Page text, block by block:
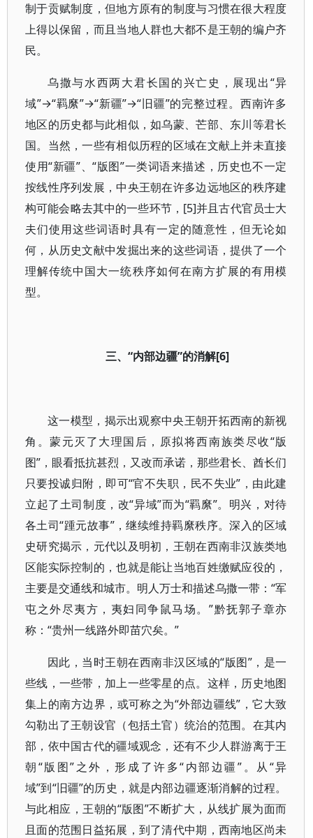
制于贡赋制度，但地方原有的制度与习惯在很大程度
上得以保留，而且当地人群也大都不是王朝的编户齐
民。
乌撒与水西两大君长国的兴亡史，展现出“异
域”→“羁縻”→“新疆”→“旧疆”的完整过程。西南许多
地区的历史都与此相似，如乌蒙、芒部、东川等君长
国。当然，一些有相似历程的区域在文献上并未直接
使用“新疆”、“版图”一类词语来描述，历史也不一定
按线性序列发展，中央王朝在许多边远地区的秩序建
构可能会略去其中的一些环节，[5]并且古代官员士大
夫们使用这些词语时具有一定的随意性，但无论如
何，从历史文献中发掘出来的这些词语，提供了一个
理解传统中国大一统秩序如何在南方扩展的有用模
型。
三、“内部边疆”的消解[6]
这一模型，揭示出观察中央王朝开拓西南的新视
角。蒙元灭了大理国后，原拟将西南族类尽收“版
图”，眼看抵抗甚烈，又改而承诺，那些君长、酋长们
只要投诚归附，即可“官不失职，民不失业”，由此建
立起了土司制度，改“异域”而为“羁縻”。明兴，对待
各土司“踵元故事”，继续维持羁縻秩序。深入的区域
史研究揭示，元代以及明初，王朝在西南非汉族类地
区能实际控制的，也就是能让当地百姓缴赋应役的，
主要是交通线和城市。明人万士和描述乌撒一带：“军
屯之外尽夷方，夷妇同争鼠马场。”黔抚郭子章亦
称：“贵州一线路外即苗穴矣。”
因此，当时王朝在西南非汉区域的“版图”，是一
些线，一些带，加上一些零星的点。这样，历史地图
集上的南方边界，或可称之为“外部边疆线”，它大致
勾勒出了王朝设官（包括土官）统治的范围。在其内
部，依中国古代的疆域观念，还有不少人群游离于王
朝“版图”之外，形成了许多“内部边疆”。从“异
域”到“旧疆”的历史，就是内部边疆逐渐消解的过程。
与此相应，王朝的“版图”不断扩大，从线扩展为面而
且面的范围日益拓展，到了清代中期，西南地区尚未